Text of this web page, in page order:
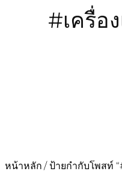
#เครื่อ
หน้าหลัก / ป้ายกำกับโพสท์